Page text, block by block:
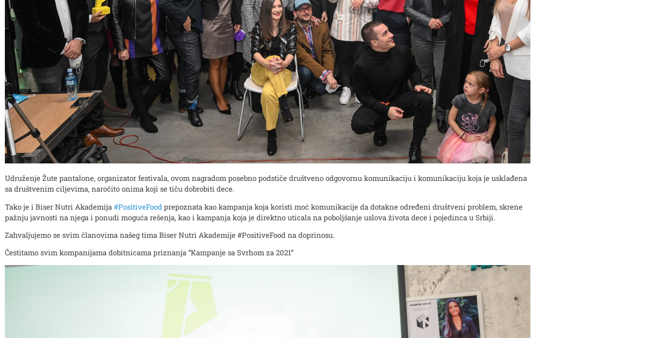
Udruženje Žute pantalone, organizator festivala, ovom nagradom posebno podstiče društveno odgovornu komunikaciju i komunikaciju koja je usklađena
sa društvenim ciljevima, naročito onima koji se tiču dobrobiti dece.
Tako je i Biser Nutri Akademija #PositiveFood prepoznata kao kampanja koja koristi moć komunikacije da dotakne određeni društveni problem, skrene
pažnju javnosti na njega i ponudi moguća rešenja, kao i kampanja koja je direktno uticala na poboljšanje uslova života dece i pojedinca u Srbiji.
Zahvaljujemo se svim članovima našeg tima Biser Nutri Akademije #PositiveFood na doprinosu.
Čestitamo svim kompanijama dobitnicama priznanja “Kampanje sa Svrhom za 2021”